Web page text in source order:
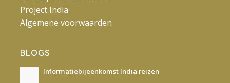
Project India
Algemene voorwaarden
BLOGS
Informatiebijeenkomst India reizen